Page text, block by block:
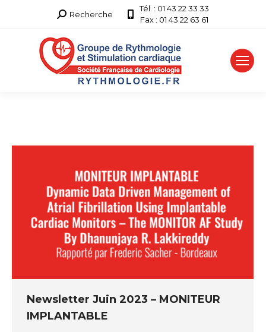
Recherche
Recherche
Tél. : 01 43 22 33 33
Fax : 01 43 22 63 61
Newsletter Juin 2023 – MONITEUR
IMPLANTABLE